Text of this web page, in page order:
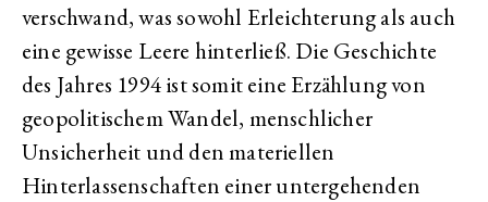
verschwand, was sowohl Erleichterung als auch
eine gewisse Leere hinterließ. Die Geschichte
des Jahres 1994 ist somit eine Erzählung von
geopolitischem Wandel, menschlicher
Unsicherheit und den materiellen
Hinterlassenschaften einer untergehenden